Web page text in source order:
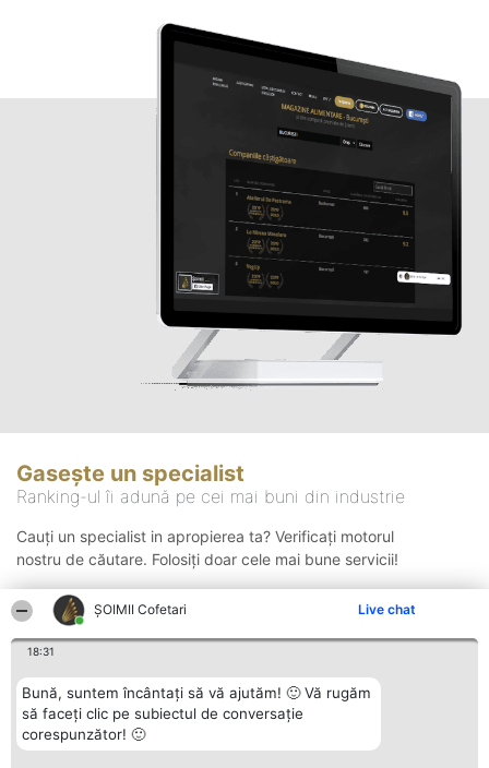
ȘOIMII Cofetari Live chat
18:31
Bună, suntem încântați să vă ajutăm! 🙂 Vă rugăm
să faceți clic pe subiectul de conversație
corespunzător! 🙂
Gasește un specialist
Ranking-ul îi adună pe cei mai buni din industrie
Cauți un specialist in apropierea ta? Verificați motorul
nostru de căutare. Folosiți doar cele mai bune servicii!